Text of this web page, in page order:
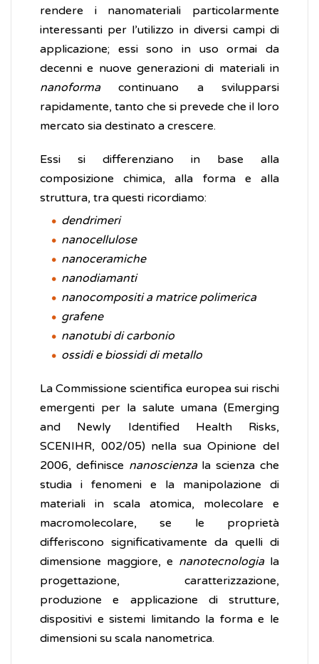
rendere i nanomateriali particolarmente
interessanti per l’utilizzo in diversi campi di
applicazione; essi sono in uso ormai da
decenni e nuove generazioni di materiali in
nanoformacontinuano a svilupparsi
rapidamente, tanto che si prevede che il loro
mercato sia destinato a crescere.
Essi si differenziano in base alla
composizione chimica, alla forma e alla
struttura, tra questi ricordiamo:
dendrimeri
nanocellulose
nanoceramiche
nanodiamanti
nanocompositi a matrice polimerica
grafene
nanotubi di carbonio
ossidi e biossidi di metallo
La Commissione scientifica europea sui rischi
emergenti per la salute umana (Emerging
and Newly Identified Health Risks,
SCENIHR, 002/05) nella sua Opinione del
2006, definisce nanoscienzala scienza che
studia i fenomeni e la manipolazione di
materiali in scala atomica, molecolare e
macromolecolare, se le proprietà
differiscono significativamente da quelli di
dimensione maggiore, e nanotecnologiala
progettazione, caratterizzazione,
produzione e applicazione di strutture,
dispositivi e sistemi limitando la forma e le
dimensioni su scala nanometrica.